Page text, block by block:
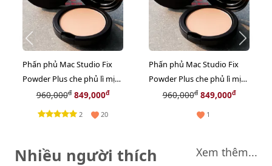
Phấn phủ Mac Studio Fix
Powder Plus che phủ lì mịn,
kiềm dầu, #NC10 trắng
sáng (New)
960,000đ849,000đ
2 20
Phấn phủ Mac Studio Fix
Powder Plus che phủ lì mịn,
kiềm dầu, #NC15 sáng
960,000đ849,000đ
1
Nhiều người thích Xem thêm...